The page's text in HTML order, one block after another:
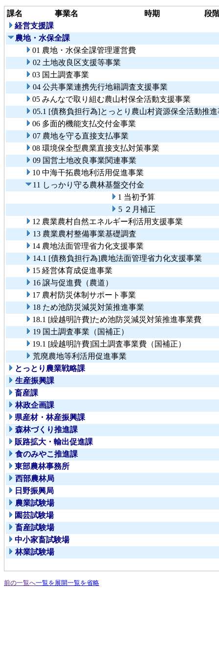
課名 事業名 時期
段
経営支援課
農地・水保全課
01 農地・水保全課管理運営費
02 土地改良区支援等事業
03 国土調査事業
04 公共事業連携先行地籍調査支援事業
05 みんなで取り組む農山村保全活動支援事業
05.1 [債務負担行為]とっとり農山村資源保全活動推
06 多面的機能支払交付金事業
07 農地を守る直接支払事業
08 環境保全型農業直接支払対策事業
09 国営土地改良事業関連事業
10 中海干拓農地利活用促進事業
11 しっかり守る農林基盤交付金
1 当初予算
5 ２月補正
12 農業農村自然エネルギー利活用支援事業
13 農業農村整備事業基礎調査
14 農地法面管理省力化支援事業
14.1 [債務負担行為]農地法面管理省力化支援事業
15 経営体育成促進事業
16 譲与促進費（農道）
17 農村防災体制サポート事業
18 ため池防災減災対策推進事業
18.1 [繰越明許費]ため池防災減災対策推進事業費
19 国土調査事業（国補正）
19.1 [繰越明許費]国土調査事業費（国補正）
荒廃農地等利活用促進事業
とっとり農業戦略課
生産振興課
畜産課
林政企画課
県産材・林産振興課
森林づくり推進課
販路拡大・輸出促進課
食のみやこ推進課
東部農林事務所
西部農林局
日野振興局
農業試験場
園芸試験場
畜産試験場
中小家畜試験場
林業試験場
前の一覧へ一覧を展開一覧を省略